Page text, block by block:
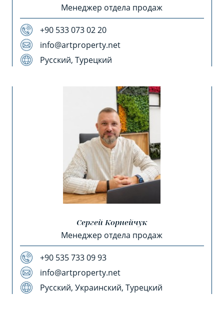
Менеджер отдела продаж
+90 533 073 02 20
info@artproperty.net
Русский, Турецкий
Сергей Корнейчук
Менеджер отдела продаж
+90 535 733 09 93
info@artproperty.net
Русский, Украинский, Турецкий